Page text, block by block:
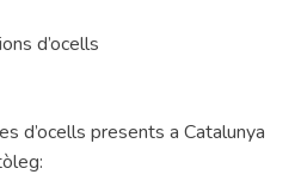
d’ocells
d’ocells presents a Catalunya